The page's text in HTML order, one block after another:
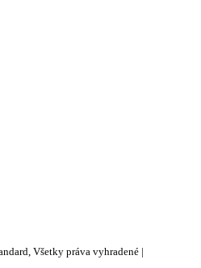
Všetky práva vyhradené |